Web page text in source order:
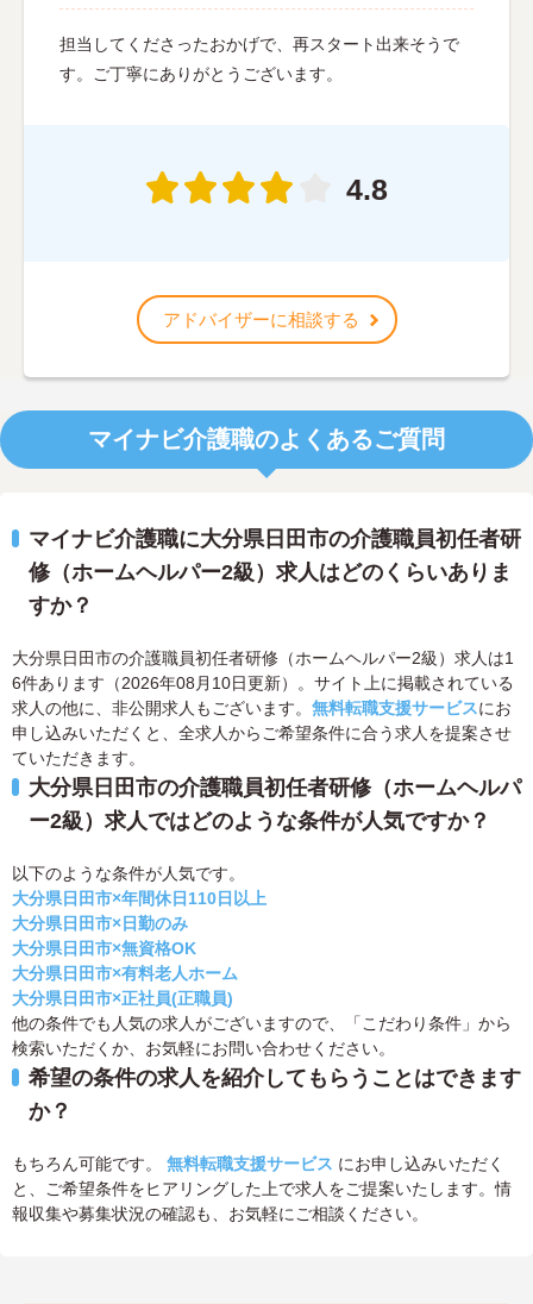
担当してくださったおかげで、再スタート出来そうで
す。ご丁寧にありがとうございます。
4.8
アドバイザーに相談する
マイナビ介護職のよくあるご質問
マイナビ介護職に大分県日田市の介護職員初任者研
修（ホームヘルパー2級）求人はどのくらいありま
すか？
大分県日田市の介護職員初任者研修（ホームヘルパー2級）求人は1
6件あります（2026年08月10日更新）。サイト上に掲載されている
求人の他に、非公開求人もございます。 無料転職支援サービスにお
申し込みいただくと、全求人からご希望条件に合う求人を提案させ
ていただきます。
大分県日田市の介護職員初任者研修（ホームヘルパ
ー2級）求人ではどのような条件が人気ですか？
以下のような条件が人気です。
大分県日田市×年間休日110日以上
大分県日田市×日勤のみ
大分県日田市×無資格OK
大分県日田市×有料老人ホーム
大分県日田市×正社員(正職員)
他の条件でも人気の求人がございますので、「こだわり条件」から
検索いただくか、お気軽にお問い合わせください。
希望の条件の求人を紹介してもらうことはできます
か？
もちろん可能です。 無料転職支援サービス にお申し込みいただく
と、ご希望条件をヒアリングした上で求人をご提案いたします。情
報収集や募集状況の確認も、お気軽にご相談ください。